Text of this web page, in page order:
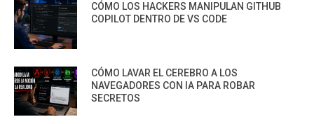
CÓMO LOS HACKERS MANIPULAN GITHUB
COPILOT DENTRO DE VS CODE
CÓMO LAVAR EL CEREBRO A LOS
NAVEGADORES CON IA PARA ROBAR
SECRETOS